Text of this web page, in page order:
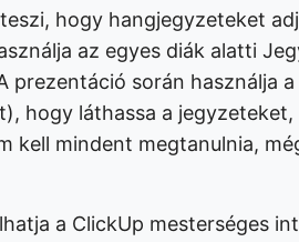
hogy hangjegyzeteket
az egyes diák alatti
prezentáció során használja a
hogy láthassa a jegyzeteket,
kell mindent megtanulnia,
a ClickUp mesterséges